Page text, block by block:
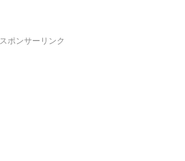
スポンサーリンク